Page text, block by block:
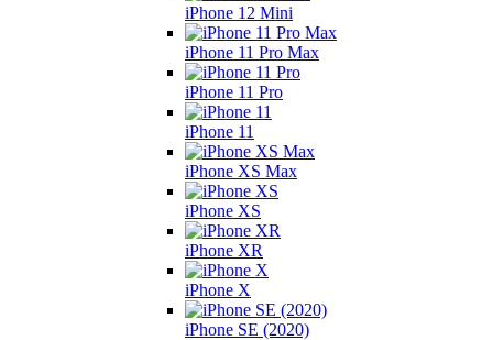
iPhone 12 Mini
iPhone 11 Pro Max
iPhone 11 Pro
iPhone 11
iPhone XS Max
iPhone XS
iPhone XR
iPhone X
iPhone SE (2020)